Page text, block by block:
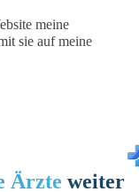
meine
sie auf meine
Ärzte weiter